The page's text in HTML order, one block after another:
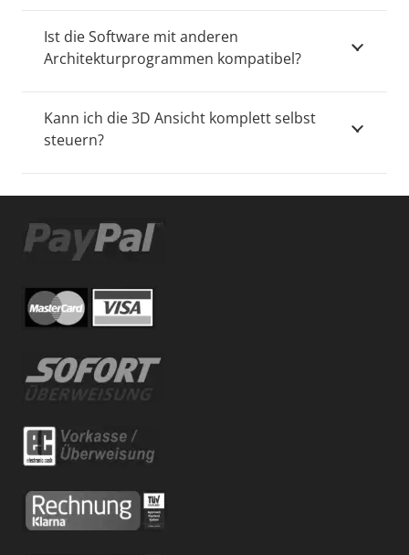
Ist die Software mit anderen
Architekturprogrammen kompatibel?
Kann ich die 3D Ansicht komplett selbst
steuern?